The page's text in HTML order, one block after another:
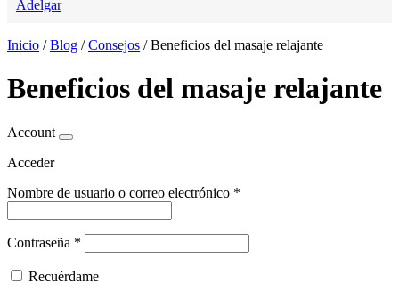
Inicio /Blog /Consejos /Beneficios del masaje relajante
Beneficios del masaje relajante
Account
Acceder
Nombre de usuario o correo electrónico *
Contraseña *
Recuérdame